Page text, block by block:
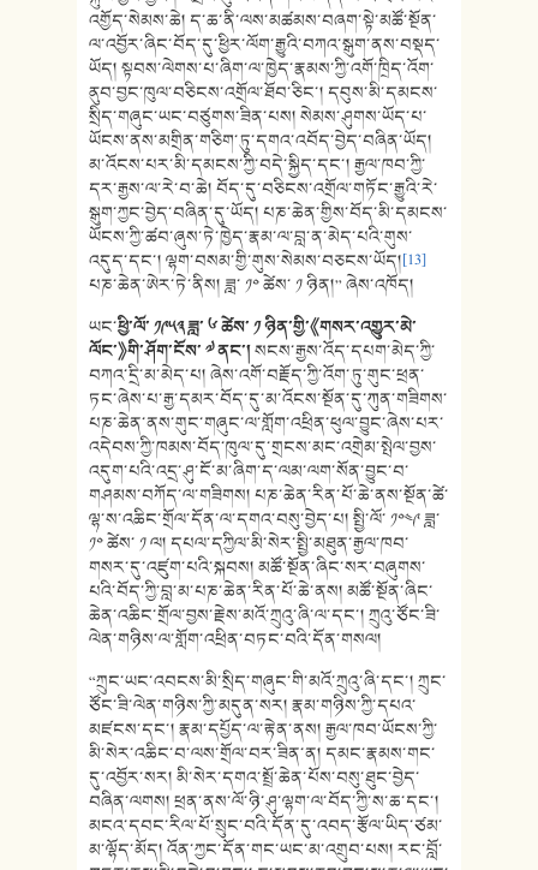
འགྱོད་སེམས་ཆེ། ད་ཆ་ནི་ལས་མཚམས་བཞག་སྟེ་མཚོ་སྔོན་
ལ་འབྱོར་ཞིང་བོད་དུ་ཕྱིར་ལོག་རྒྱུའི་བཀའ་སྒུག་ནས་བསྡད་
ཡོད། སྟབས་ལེགས་པ་ཞིག་ལ་ཁྱེད་རྣམས་ཀྱི་འགོ་ཁྲིད་འོག་
ནུབ་བྱང་ཁུལ་བཅིངས་འགྲོལ་ཐོབ་ཅིང་། དབུས་མི་དམངས་
སྲིད་གཞུང་ཡང་བཙུགས་ཟིན་པས། སེམས་ཤུགས་ཡོད་པ་
ཡོངས་ནས་མགྲིན་གཅིག་ཏུ་དགའ་འབོད་བྱེད་བཞིན་ཡོད།
མ་འོངས་པར་མི་དམངས་ཀྱི་བདེ་སྐྱིད་དང་། རྒྱལ་ཁབ་ཀྱི་
དར་རྒྱས་ལ་རེ་བ་ཆེ། བོད་དུ་བཅིངས་འགྲོལ་གཏོང་རྒྱུའི་རེ་
སྒུག་ཀྱང་བྱེད་བཞིན་དུ་ཡོད། པཎ་ཆེན་གྱིས་བོད་མི་དམངས་
ཡོངས་ཀྱི་ཚབ་ཞུས་ཏེ་ཁྱེད་རྣམ་ལ་བླ་ན་མེད་པའི་གུས་
འདུད་དང་། ལྷག་བསམ་གྱི་གུས་སེམས་བཅངས་ཡོད།[13]
པཎ་ཆེན་ཨེར་ཏེ་ནིས། ཟླ་ ༡༠ ཚེས་ ༡ ཉིན།” ཞེས་འཁོད།
ཡང་ཕྱི་ལོ་ ༡༩༥༣ ཟླ་ ༦ ཚེས་ ༡ ཉིན་གྱི་《གསར་འགྱུར་མེ་
ལོང་》གི་ཤོག་ངོས་ ༧ ནང་།སངས་རྒྱས་འོད་དཔག་མེད་ཀྱི་
བཀའ་དྲི་མ་མེད་པ། ཞེས་འགོ་བརྗོད་ཀྱི་འོག་ཏུ་གུང་ཕྲན་
ཏང་ཞེས་པ་རྒྱ་དམར་བོད་དུ་མ་འོངས་སྔོན་དུ་ཀུན་གཟིགས་
པཎ་ཆེན་ནས་གུང་གཞུང་ལ་གློག་འཕྲིན་ཕུལ་བྱུང་ཞེས་པར་
འདེབས་ཀྱི་ཁམས་བོད་ཁུལ་དུ་གྲངས་མང་འགྲེམ་སྤེལ་བྱས་
འདུག་པའི་འདྲ་ཤུ་ངོ་མ་ཞིག་ད་ལམ་ལག་སོན་བྱུང་བ་
གཤམས་བཀོད་ལ་གཟིགས། པཎ་ཆེན་རིན་པོ་ཆེ་ནས་སྔོན་ཚེ་
ལྷ་ས་འཆིང་གྲོལ་དོན་ལ་དགའ་བསུ་བྱེད་པ། སྤྱི་ལོ་ ༡༠༤༩ ཟླ་
༡༠ ཚེས་ ༡ ལ། དཔལ་དཀྱིལ་མི་སེར་སྤྱི་མཐུན་རྒྱལ་ཁབ་
གསར་དུ་འཛུག་པའི་སྐབས། མཚོ་སྔོན་ཞིང་སར་བཞུགས་
པའི་བོད་ཀྱི་བླ་མ་པཎ་ཆེན་རིན་པོ་ཆེ་ནས། མཚོ་སྔོན་ཞིང་
ཆེན་འཆིང་གྲོལ་བྱས་རྗེས་མའོ་ཀྲུའུ་ཞི་ལ་དང་། ཀྲུའུ་ཙོང་ཟི་
ལེན་གཉིས་ལ་གློག་འཕྲིན་བཏང་བའི་དོན་གསལ།
“ཀྲུང་ཡང་འབངས་མི་སྲིད་གཞུང་གི་མའོ་ཀྲུའུ་ཞི་དང་། ཀྲུང་
ཙོང་ཟི་ལེན་གཉིས་ཀྱི་མདུན་སར། རྣམ་གཉིས་ཀྱི་དཔའ་
མཛངས་དང་། རྣམ་དཔྱོད་ལ་རྟེན་ནས། རྒྱལ་ཁབ་ཡོངས་ཀྱི་
མི་སེར་འཆིང་བ་ལས་གྲོལ་བར་ཟིན་ན། དམང་རྣམས་གང་
དུ་འབྱོར་སར། མི་སེར་དགའ་སྤྲོ་ཆེན་པོས་བསུ་ཐུང་བྱེད་
བཞིན་ལགས། ཕྲན་ནས་ལོ་ཉི་ཤུ་ལྷག་ལ་བོད་ཀྱི་ས་ཆ་དང་།
མངའ་དབང་རིལ་པོ་སྲུང་བའི་དོན་དུ་འབད་རྩོལ་ཡིད་ཙམ་
མ་ལྷོད་མོད། འོན་ཀྱང་དོན་གང་ཡང་མ་འགྲུབ་པས། རང་བློ་